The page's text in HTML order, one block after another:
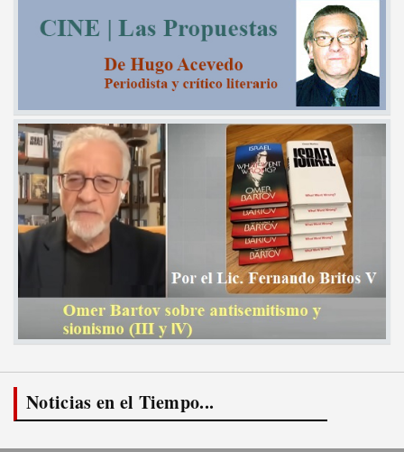
Noticias en el Tiempo...